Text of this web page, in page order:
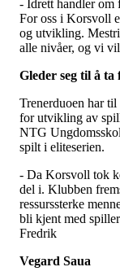
- Idrett handler om
For oss i Korsvoll
og utvikling.
alle nivåer, og vi
Gleder seg til å ta
Trenerduoen har
for utvikling av
NTG
spilt i eliteserien.
- Da Korsvoll tok
del i. Klubben
ressurssterke
bli kjent med
Fredrik
Vegard Saua